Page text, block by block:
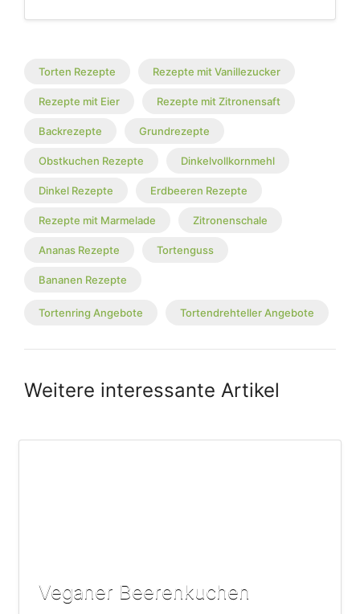
Torten Rezepte Rezepte mit Vanillezucker
Rezepte mit Eier Rezepte mit Zitronensaft
Backrezepte Grundrezepte
Obstkuchen Rezepte Dinkelvollkornmehl
Dinkel Rezepte Erdbeeren Rezepte
Rezepte mit Marmelade Zitronenschale
Ananas Rezepte Tortenguss
Bananen Rezepte
Tortenring Angebote Tortendrehteller Angebote
Weitere interessante Artikel
Veganer Beerenkuchen